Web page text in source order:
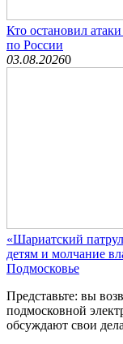
Кто остановил
по России
03.08.20260
«Шариатский
детям и молчание
Подмосковье
Представьте: вы
подмосковной
обсуждают свои